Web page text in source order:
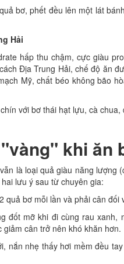
bơ, phết đều lên một lát
Hải
hấp thu chậm, cực giàu
Địa Trung Hải, chế độ ăn
Mỹ, chất béo không bão
với bơ thái hạt lựu, cà
khi ăn
là loại quả giàu năng
lưu ý sau từ chuyên gia:
quả bơ mỗi lần và phải cân
đốt mỡ khi đi cùng rau
giảm cân trở nên khó khăn hơn.
nắn nhẹ thấy hơi mềm đều